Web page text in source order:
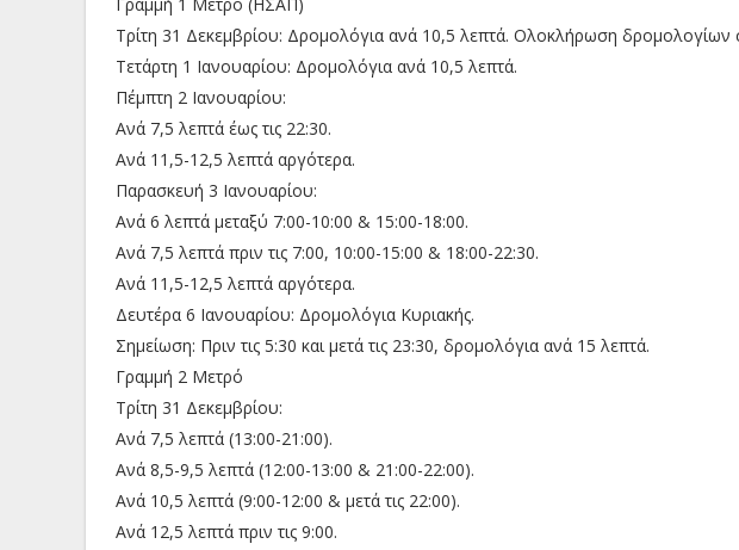
Τρίτη 31 Δεκεμβρίου: Δρομολόγια ανά 10,5 λεπτά. Ολοκλήρωση δρομολογίων
Τετάρτη 1 Ιανουαρίου: Δρομολόγια ανά 10,5 λεπτά.
Πέμπτη 2 Ιανουαρίου:
Ανά 7,5 λεπτά έως τις 22:30.
Ανά 11,5-12,5 λεπτά αργότερα.
Παρασκευή 3 Ιανουαρίου:
Ανά 6 λεπτά μεταξύ 7:00-10:00 & 15:00-18:00.
Ανά 7,5 λεπτά πριν τις 7:00, 10:00-15:00 & 18:00-22:30.
Ανά 11,5-12,5 λεπτά αργότερα.
Δευτέρα 6 Ιανουαρίου: Δρομολόγια Κυριακής.
Σημείωση: Πριν τις 5:30 και μετά τις 23:30, δρομολόγια ανά 15 λεπτά.
Γραμμή 2 Μετρό
Τρίτη 31 Δεκεμβρίου:
Ανά 7,5 λεπτά (13:00-21:00).
Ανά 8,5-9,5 λεπτά (12:00-13:00 & 21:00-22:00).
Ανά 10,5 λεπτά (9:00-12:00 & μετά τις 22:00).
Ανά 12,5 λεπτά πριν τις 9:00.